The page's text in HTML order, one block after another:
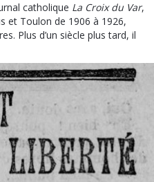
catholique La Croix du Var,
et Toulon de 1906 à 1926,
Plus d’un siècle plus tard, il